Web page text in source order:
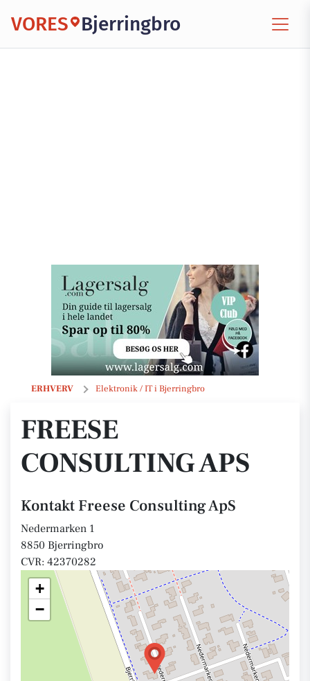
VORES Bjerringbro
ERHVERV Elektronik / IT i Bjerringbro
Freese Consulting ApS
FREESE
CONSULTING APS
Kontakt Freese Consulting ApS
Nedermarken 1
8850 Bjerringbro
CVR: 42370282
+
−